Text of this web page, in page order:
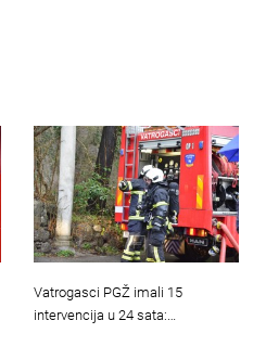
Vatrogasci PGŽ imali 15
intervencija u 24 sata:…